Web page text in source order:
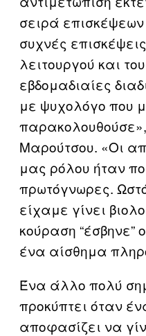
σειρά επισκέψεων
συχνές
λειτουργού και
εβδομαδιαίες
με ψυχολόγο που
Μαρούτσου. «Οι
μας ρόλου ήταν
πρωτόγνωρες.
είχαμε γίνει
κούραση “έσβηνε”
ένα αίσθημα
Ένα άλλο πολύ
προκύπτει όταν
αποφασίζει να